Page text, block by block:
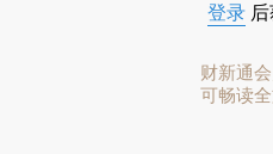
登录
财新通
可畅读